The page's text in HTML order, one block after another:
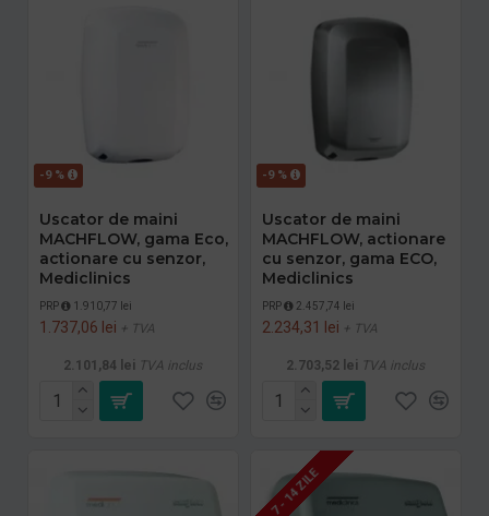
-9 %
Uscator de maini
MACHFLOW, gama Eco,
actionare cu senzor,
Mediclinics
PRP 1.910,77 lei
1.737,06 lei + TVA
2.101,84 lei TVA inclus
-9 %
Uscator de maini
MACHFLOW, actionare
cu senzor, gama ECO,
Mediclinics
PRP 2.457,74 lei
2.234,31 lei + TVA
2.703,52 lei TVA inclus
7 - 14 ZILE